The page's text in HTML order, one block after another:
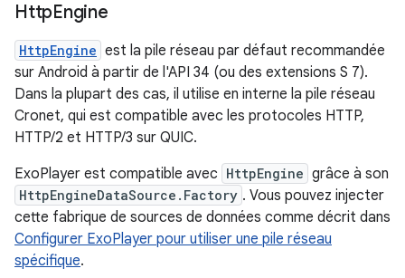
HttpEngine
HttpEngine est la pile réseau par défaut recommandée
sur Android à partir de l'API 34 (ou des extensions S 7).
Dans la plupart des cas, il utilise en interne la pile réseau
Cronet, qui est compatible avec les protocoles HTTP,
HTTP/2 et HTTP/3 sur QUIC.
ExoPlayer est compatible avec HttpEngine grâce à son
HttpEngineDataSource.Factory . Vous pouvez injecter
cette fabrique de sources de données comme décrit dans
Configurer ExoPlayer pour utiliser une pile réseau
spécifique.